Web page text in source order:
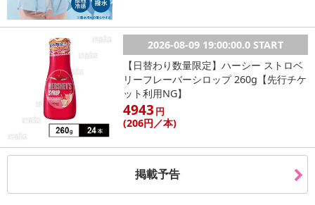
2026-08-09 19:00:00.0 START
【日替わり数量限定】ハーシー ストロベ
リーフレーバーシロップ 260g【先行チケ
ット利用NG】
4943円
(206円／本)
掲載予告